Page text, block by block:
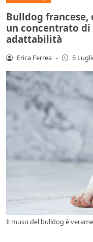
Bulldog francese,
un concentrato di
adattabilità
Erica Ferrea - 5
Il muso del bulldog è